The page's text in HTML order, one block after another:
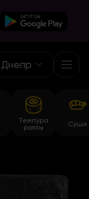
Днепр
Темпура
роллы
Суши